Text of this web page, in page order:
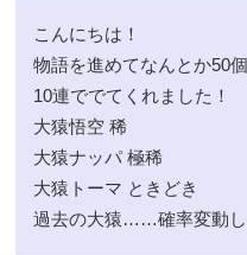
こんにちは！
物語を進めてなんとか50
10連ででてくれました！
大猿悟空 稀
大猿ナッパ 極稀
大猿トーマ ときどき
過去の大猿……確率変動し